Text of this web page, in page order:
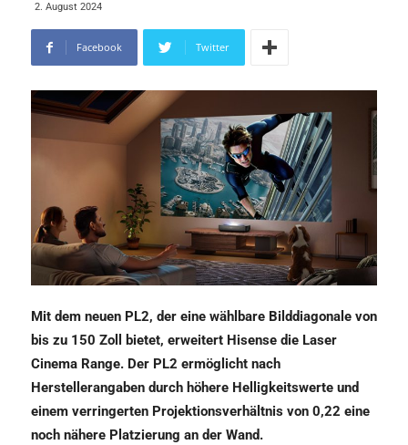
2. August 2024
Facebook Twitter
Mit dem neuen PL2, der eine wählbare Bilddiagonale von
bis zu 150 Zoll bietet, erweitert Hisense die Laser
Cinema Range. Der PL2 ermöglicht nach
Herstellerangaben durch höhere Helligkeitswerte und
einem verringerten Projektionsverhältnis von 0,22 eine
noch nähere Platzierung an der Wand.